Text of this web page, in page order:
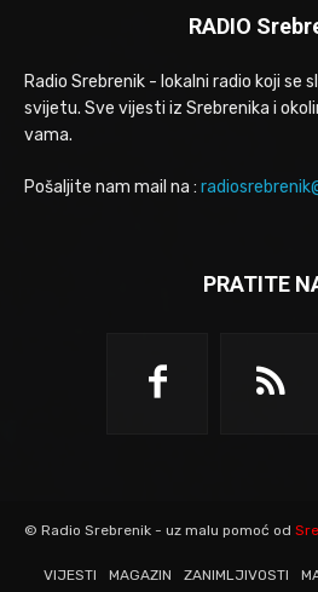
RADIO
Radio Srebrenik - lokalni radio koji se
svijetu. Sve vijesti iz Srebrenika i
vama.
Pošaljite nam mail na :
PRATITE
© Radio Srebrenik - uz malu pomoć od
VIJESTI MAGAZIN ZANIMLJIVOSTI